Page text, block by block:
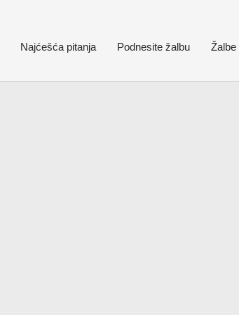
Najćešća pitanja Podnesite žalbu Žalbe